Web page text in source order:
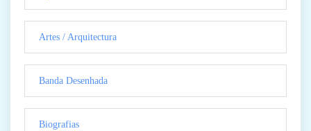
Artes / Arquitectura
Banda Desenhada
Biografias